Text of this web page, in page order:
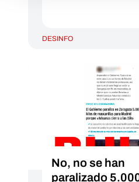
DESINFO
No, no se han
paralizado